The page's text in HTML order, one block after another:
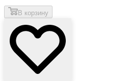
В корзину